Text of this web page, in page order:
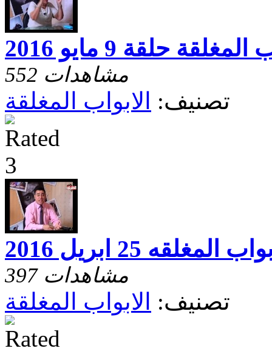
حلقة 9 مايو 2016
552 مشاهدات
تصنيف: الابواب المغلقة
المغلقه 25 ابريل 2016
397 مشاهدات
تصنيف: الابواب المغلقة